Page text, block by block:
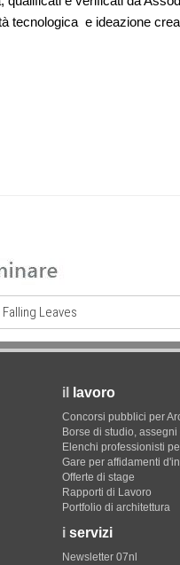
tecnologica e ideazione
Leaves
il lavoro
Concorsi pubblici per
Borse di studio,
Elenchi professionisti
Gare per affidamenti
Offerte di stage
Rapporti di Lavoro
Portfolio di architettura
i servizi
Newsletter 07nl